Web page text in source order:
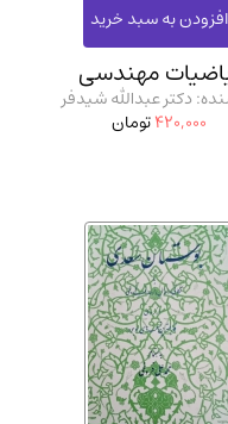
مهندسی
دکتر عبدالله شیدفر
420,000تومان